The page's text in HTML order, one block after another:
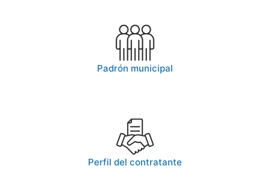
Padrón municipal
Perfil del contratante